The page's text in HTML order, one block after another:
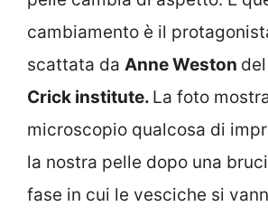
cambiamento è il
scattata da Anne Weston del
Crick institute. La foto
microscopio qualcosa di
la nostra pelle dopo una
fase in cui le vesciche si